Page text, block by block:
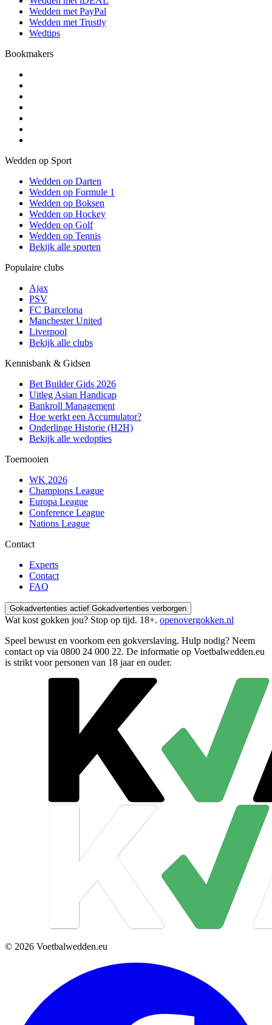
Wedden met PayPal
Wedden met Trustly
Wedtips
Bookmakers
Wedden op Sport
Wedden op Darten
Wedden op Formule 1
Wedden op Boksen
Wedden op Hockey
Wedden op Golf
Wedden op Tennis
Bekijk alle sporten
Populaire clubs
Ajax
PSV
FC Barcelona
Manchester United
Liverpool
Bekijk alle clubs
Kennisbank & Gidsen
Bet Builder Gids 2026
Uitleg Asian Handicap
Bankroll Management
Hoe werkt een Accumulator?
Onderlinge Historie (H2H)
Bekijk alle wedopties
Toernooien
WK 2026
Champions League
Europa League
Conference League
Nations League
Contact
Experts
Contact
FAQ
Gokadvertenties actief Gokadvertenties verborgen
Wat kost gokken jou? Stop op tijd. 18+. openovergokken.nl
Speel bewust en voorkom een gokverslaving. Hulp nodig? Neem
contact op via 0800 24 000 22. De informatie op Voetbalwedden.eu
is strikt voor personen van 18 jaar en ouder.
© 2026 Voetbalwedden.eu